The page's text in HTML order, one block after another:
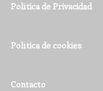
Política de Privacidad
Política de cookies
Contacto